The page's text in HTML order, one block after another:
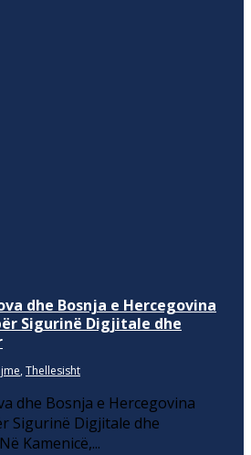
dhe Bosnja e Hercegovina
Sigurinë Digjitale dhe
, Thellesisht
dhe Bosnja e Hercegovina
Sigurinë Digjitale dhe
Kamenicë,...